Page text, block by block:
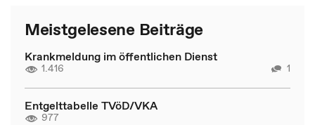
Meistgelesene Beiträge
Krankmeldung im öffentlichen Dienst
1.416 1
Entgelttabelle TVöD/VKA
977